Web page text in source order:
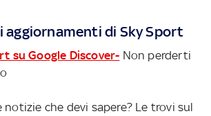
aggiornamenti di Sky Sport
su Google Discover- Non perderti
notizie che devi sapere? Le trovi sul